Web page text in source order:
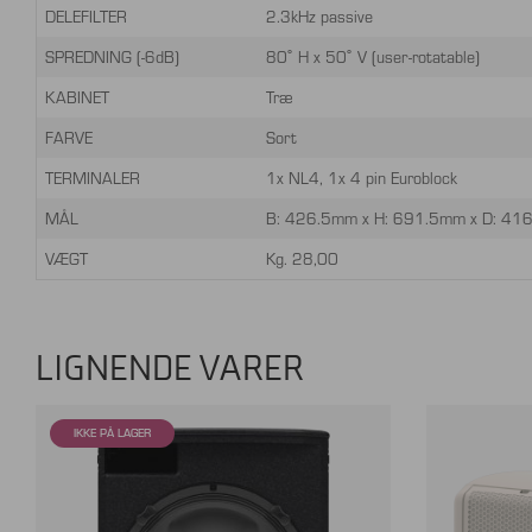
DELEFILTER
2.3kHz passive
SPREDNING (-6dB)
80˚ H x 50˚ V (user-rotatable)
KABINET
Træ
FARVE
Sort
TERMINALER
1x NL4, 1x 4 pin Euroblock
MÅL
B: 426.5mm x H: 691.5mm x D:
VÆGT
Kg. 28,00
LIGNENDE VARER